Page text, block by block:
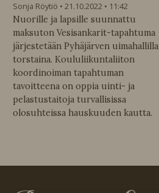
Sonja Röytiö 21.10.2022
11:42
Nuorille ja lapsille suunnattu
maksuton Vesisankarit-tapahtuma
järjestetään Pyhäjärven uimahallilla
torstaina. Koululiikuntaliiton
koordinoiman tapahtuman
tavoitteena on oppia uinti- ja
pelastustaitoja turvallisissa
olosuhteissa hauskuuden kautta.